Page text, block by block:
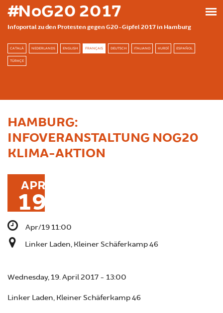
Skip to main content
#NoG20 2017
Infoportal zu den Protesten gegen G20-Gipfel 2017 in Hamburg
CATALÀ NEDERLANDS ENGLISH FRANÇAIS DEUTSCH ITALIANO KURDÎ ESPAÑOL
TÜRKÇE
HAMBURG:
INFOVERANSTALTUNG NOG20
KLIMA-AKTION
APR
19
Apr/19 11:00
Linker Laden, Kleiner Schäferkamp 46
Wednesday, 19. April 2017 - 13:00
Linker Laden, Kleiner Schäferkamp 46